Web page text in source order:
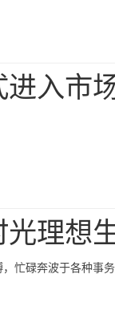
进入
理想
忙碌奔波于各种事